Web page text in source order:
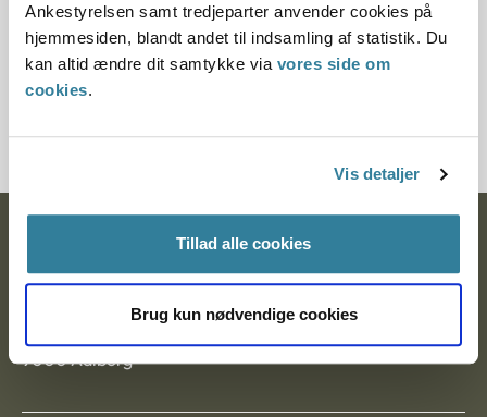
Ankestyrelsen samt tredjeparter anvender cookies på
hjemmesiden, blandt andet til indsamling af statistik. Du
kan altid ændre dit samtykke via vores side om
cookies.
Vis detaljer
Tillad alle cookies
Brug kun nødvendige cookies
§ 48 § 48
Journalnummer
Postadresse:
9000 Aalborg